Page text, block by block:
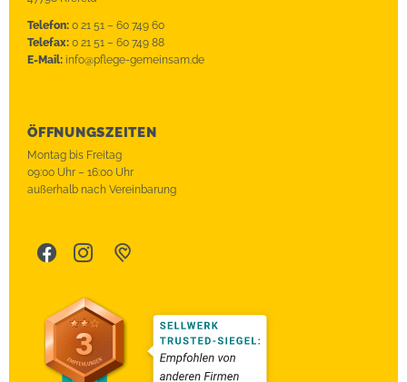
Telefon: 0 21 51 – 60 749 60
Telefax: 0 21 51 – 60 749 88
E-Mail: info@pflege-gemeinsam.de
ÖFFNUNGSZEITEN
Montag bis Freitag
09:00 Uhr – 16:00 Uhr
außerhalb nach Vereinbarung
m
ace